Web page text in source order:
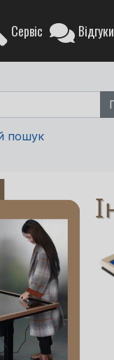
Сервіс Відгуки
пошук